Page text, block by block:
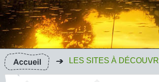
LES SITES À